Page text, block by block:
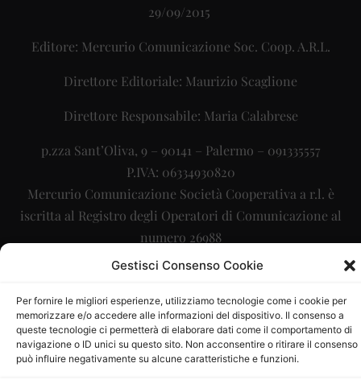
Gestisci Consenso Cookie
Per fornire le migliori esperienze, utilizziamo tecnologie come i cookie per
memorizzare e/o accedere alle informazioni del dispositivo. Il consenso a
queste tecnologie ci permetterà di elaborare dati come il comportamento di
navigazione o ID unici su questo sito. Non acconsentire o ritirare il consenso
può influire negativamente su alcune caratteristiche e funzioni.
29/09/2015
Editore: Mercurio Comunicazione Soc. Coop. A.R.L.
Direttore Editoriale: Maurizio Scaglione
Direttore Responsabile: Maria Calabrese
p.zza Sant’Oliva, 9 – 90141 – Palermo – 091335557
P.IVA: 06334930820
Mercurio Comunicazione Società Cooperativa a r.l. è
iscritta al Registro degli Operatori di Comunicazione al
numero 26988
Sito gestito daLa Digitale srl– info@ladigitale.it